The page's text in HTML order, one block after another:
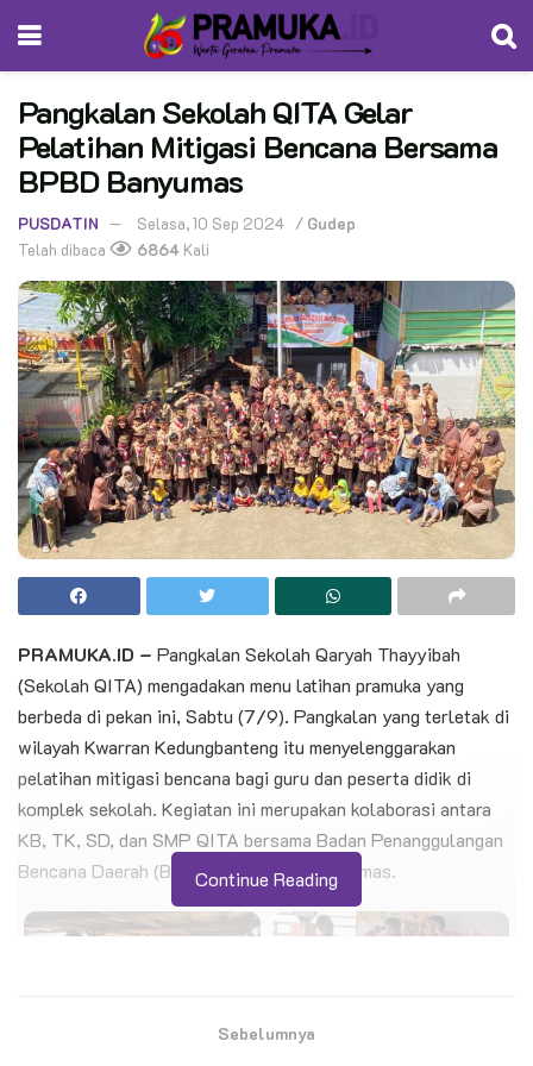
Pangkalan Sekolah QITA Gelar
Pelatihan Mitigasi Bencana Bersama
BPBD Banyumas
PUSDATIN Selasa, 10 Sep 2024 / Gudep
Telah dibaca
6864 Kali
PRAMUKA.ID – Pangkalan Sekolah Qaryah Thayyibah
(Sekolah QITA) mengadakan menu latihan pramuka yang
berbeda di pekan ini, Sabtu (7/9). Pangkalan yang terletak di
wilayah Kwarran Kedungbanteng itu menyelenggarakan
pelatihan mitigasi bencana bagi guru dan peserta didik di
komplek sekolah. Kegiatan ini merupakan kolaborasi antara
KB, TK, SD, dan SMP QITA bersama Badan Penanggulangan
Bencana Daerah (BPBD) Kabupaten Banyumas.
Continue Reading
Sebelumnya